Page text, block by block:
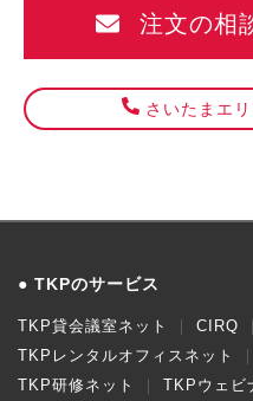
注文の相
さいたまエ
TKPのサービス
TKP貸会議室ネット CIRQ
TKPレンタルオフィスネット
TKP研修ネット
TKPウェビ